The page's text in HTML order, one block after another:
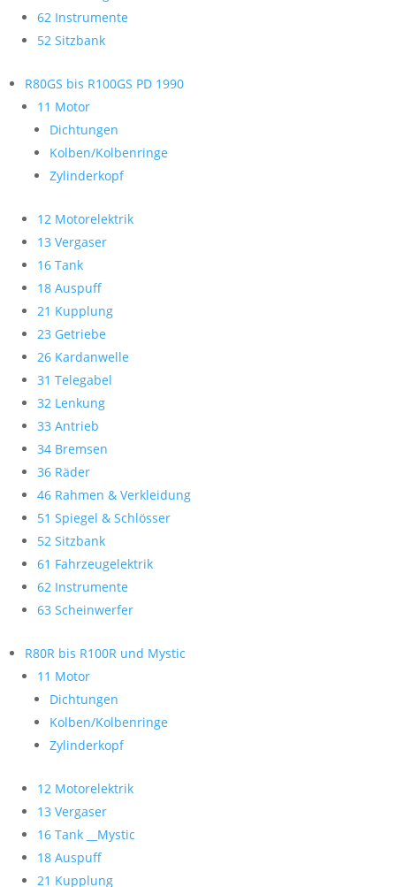
62 Instrumente
52 Sitzbank
R80GS bis R100GS PD 1990
11 Motor
Dichtungen
Kolben/Kolbenringe
Zylinderkopf
12 Motorelektrik
13 Vergaser
16 Tank
18 Auspuff
21 Kupplung
23 Getriebe
26 Kardanwelle
31 Telegabel
32 Lenkung
33 Antrieb
34 Bremsen
36 Räder
46 Rahmen & Verkleidung
51 Spiegel & Schlösser
52 Sitzbank
61 Fahrzeugelektrik
62 Instrumente
63 Scheinwerfer
R80R bis R100R und Mystic
11 Motor
Dichtungen
Kolben/Kolbenringe
Zylinderkopf
12 Motorelektrik
13 Vergaser
16 Tank __Mystic
18 Auspuff
21 Kupplung